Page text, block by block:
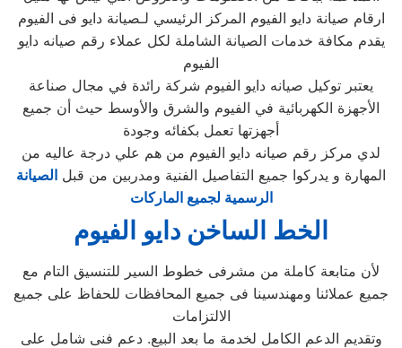
ارقام صيانة دايو الفيوم المركز الرئيسي لـصيانة دايو فى الفيوم
يقدم مكافة خدمات الصيانة الشاملة لكل عملاء رقم صيانه دايو
الفيوم
يعتبر توكيل صيانه دايو الفيوم شركة رائدة في مجال صناعة
الأجهزة الكهربائية في الفيوم والشرق والأوسط حيث أن جميع
أجهزتها تعمل بكفائه وجودة
لدي مركز رقم صيانه دايو الفيوم من هم علي درجة عاليه من
المهارة و يدركوا جميع التفاصيل الفنية ومدربين من قبل الصيانة
الرسمية لجميع الماركات
الخط الساخن دايو الفيوم
لأن متابعة كاملة من مشرفى خطوط السير للتنسيق التام مع
جميع عملائنا ومهندسينا فى جميع المحافظات للحفاظ على جميع
الالتزامات
وتقديم الدعم الكامل لخدمة ما بعد البيع. دعم فنى شامل على